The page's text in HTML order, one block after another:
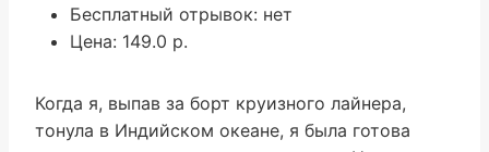
Бесплатный отрывок: нет
Цена: 149.0 р.
Когда я, выпав за борт круизного лайнера,
тонула в Индийском океане, я была готова